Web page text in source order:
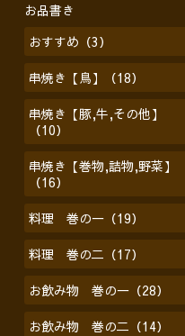
お品書き
おすすめ（3）
串焼き【鳥】（18）
串焼き【豚,牛,その他】
（10）
串焼き【巻物,詰物,野菜】
（16）
料理 巻の一（19）
料理 巻の二（17）
お飲み物 巻の一（28）
お飲み物 巻の二（14）